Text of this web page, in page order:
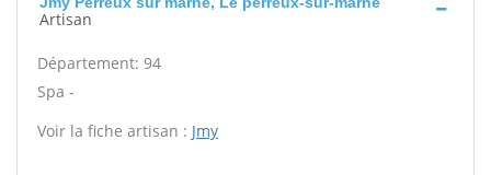
Artisan
Département: 94
Spa -
Voir la fiche artisan : Jmy